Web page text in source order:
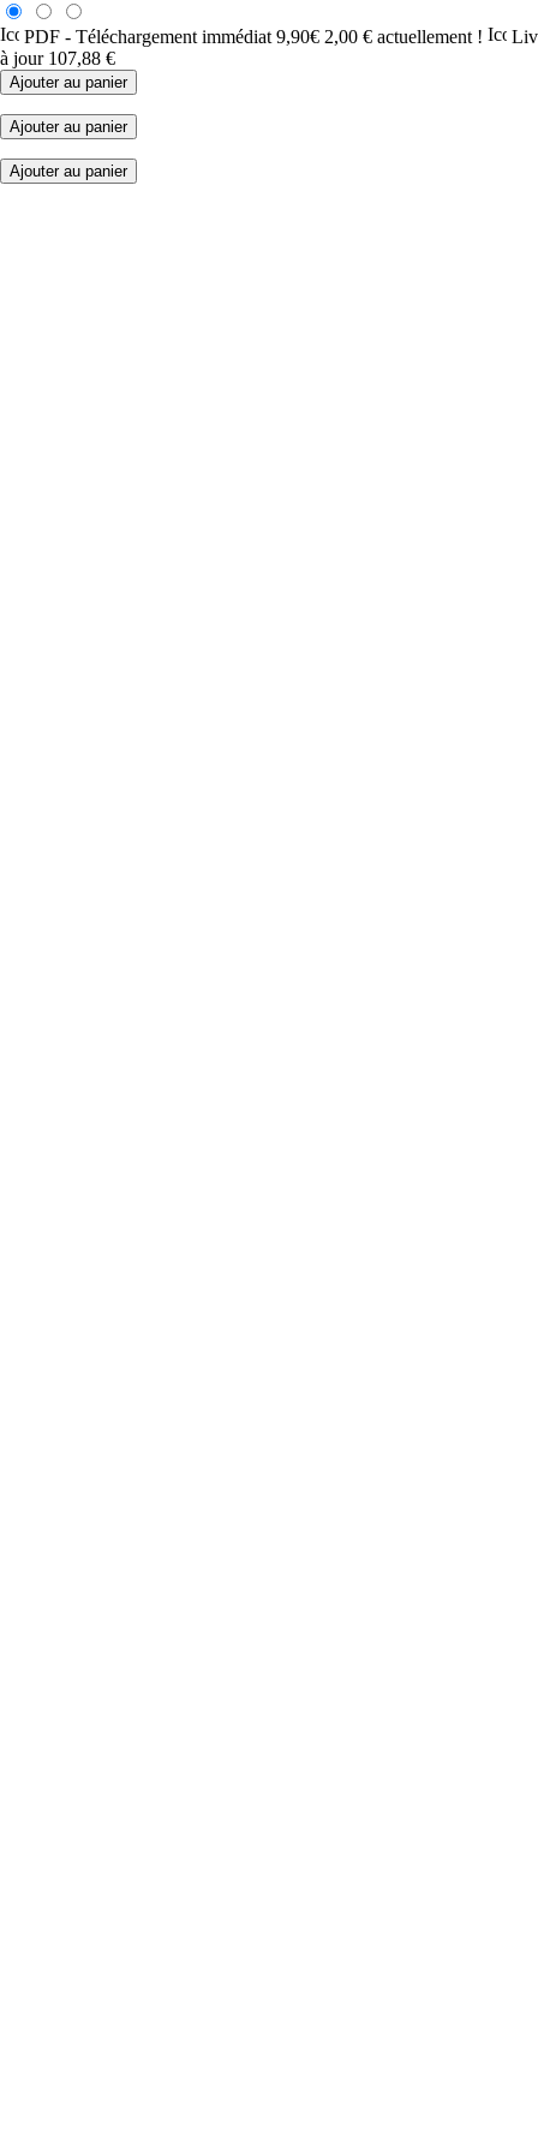
PDF - Téléchargement immédiat 9,90€ 2,00 € actuellement !
à jour 107,88 €
Ajouter au panier
Ajouter au panier
Ajouter au panier